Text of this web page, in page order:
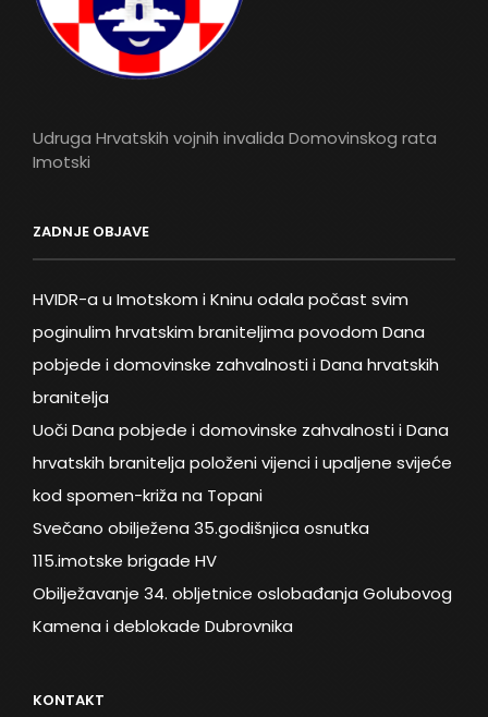
Udruga Hrvatskih vojnih invalida Domovinskog rata
Imotski
ZADNJE OBJAVE
HVIDR-a u Imotskom i Kninu odala počast svim
poginulim hrvatskim braniteljima povodom Dana
pobjede i domovinske zahvalnosti i Dana hrvatskih
branitelja
Uoči Dana pobjede i domovinske zahvalnosti i Dana
hrvatskih branitelja položeni vijenci i upaljene svijeće
kod spomen-križa na Topani
Svečano obilježena 35.godišnjica osnutka
115.imotske brigade HV
Obilježavanje 34. obljetnice oslobađanja Golubovog
Kamena i deblokade Dubrovnika
KONTAKT